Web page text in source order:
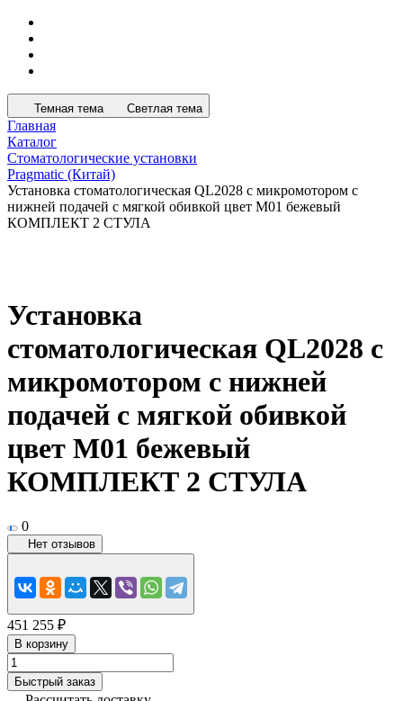
Темная тема Светлая тема
Главная
Каталог
Стоматологические установки
Pragmatic (Китай)
Установка стоматологическая QL2028 с микромотором с
нижней подачей с мягкой обивкой цвет М01 бежевый
КОМПЛЕКТ 2 СТУЛА
Установка
стоматологическая QL2028 с
микромотором с нижней
подачей с мягкой обивкой
цвет М01 бежевый
КОМПЛЕКТ 2 СТУЛА
0
Нет отзывов
451 255 ₽
В корзину
Быстрый заказ